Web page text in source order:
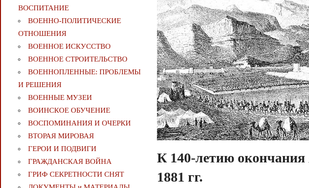
К 140-летию
1881 гг.
ВОСПИТАНИЕ
ВОЕННО-ПОЛИТИЧЕСКИE
ОТНОШЕНИЯ
ВОЕННОЕ ИСКУССТВО
ВОЕННОЕ СТРОИТЕЛЬСТВО
ВОЕННОПЛЕННЫЕ: ПРОБЛЕМЫ
И РЕШЕНИЯ
ВОЕННЫЕ МУЗЕИ
ВОИНСКОЕ ОБУЧЕНИЕ
ВОСПОМИНАНИЯ И ОЧЕРКИ
ВТОРАЯ МИРОВАЯ
ГЕРОИ И ПОДВИГИ
ГРАЖДАНСКАЯ ВОЙНА
ГРИФ СЕКРЕТНОСТИ СНЯТ